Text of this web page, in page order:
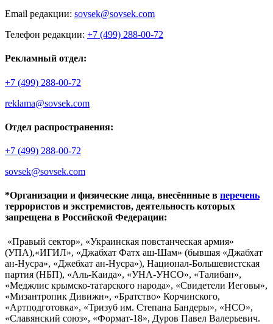
Email редакции: sovsek@sovsek.com
Телефон редакции: +7 (499) 288-00-72
Рекламный отдел:
+7 (499) 288-00-72
reklama@sovsek.com
Отдел распространения:
+7 (499) 288-00-72
sovsek@sovsek.com
*Организации и физические лица, внесённные в перечень
террористов и экстремистов, деятельность которых
запрещена в Российской Федерации:
«Правый сектор», «Украинская повстанческая армия»
(УПА),«ИГИЛ», «Джабхат Фатх аш-Шам» (бывшая «Джабхат
ан-Нусра», «Джебхат ан-Нусра»), Национал-Большевистская
партия (НБП), «Аль-Каида», «УНА-УНСО», «Талибан»,
«Меджлис крымско-татарского народа», «Свидетели Иеговы»,
«Мизантропик Дивижн», «Братство» Корчинского,
«Артподготовка», «Тризуб им. Степана Бандеры», «НСО»,
«Славянский союз», «Формат-18», Дуров Павел Валерьевич.